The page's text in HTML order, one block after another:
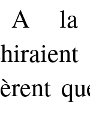
A la